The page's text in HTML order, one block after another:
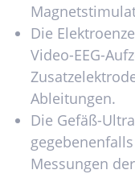
Die
Video-EEG-
Ableitungen.
Die Gefäß-
Messungen